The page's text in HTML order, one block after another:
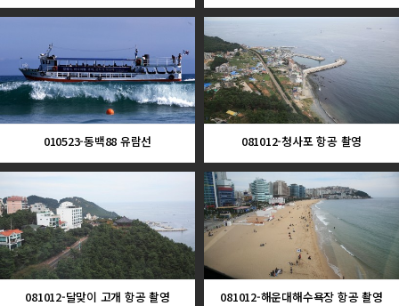
010523-동백88 유람선 081012-청사포 항공 촬영
081012-달맞이 고개 항공 촬영 081012-해운대해수욕장 항공 촬영